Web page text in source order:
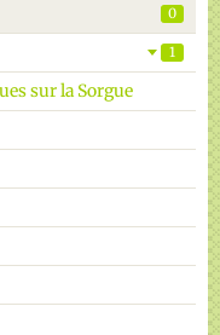
0
1
sur la Sorgue